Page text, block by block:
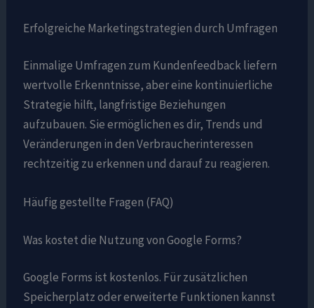
Erfolgreiche Marketingstrategien durch Umfragen
Einmalige Umfragen zum Kundenfeedback liefern
wertvolle Erkenntnisse, aber eine kontinuierliche
Strategie hilft, langfristige Beziehungen
aufzubauen. Sie ermöglichen es dir, Trends und
Veränderungen in den Verbraucherinteressen
rechtzeitig zu erkennen und darauf zu reagieren.
Häufig gestellte Fragen (FAQ)
Was kostet die Nutzung von Google Forms?
Google Forms ist kostenlos. Für zusätzlichen
Speicherplatz oder erweiterte Funktionen kannst